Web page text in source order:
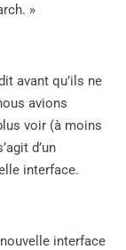
»
avant qu’ils ne
avions
voir (à moins
d’un
interface.
interface